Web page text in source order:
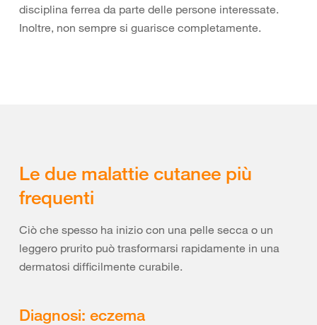
disciplina ferrea da parte delle persone interessate.
Inoltre, non sempre si guarisce completamente.
Le due malattie cutanee più
frequenti
Ciò che spesso ha inizio con una pelle secca o un
leggero prurito può trasformarsi rapidamente in una
dermatosi difficilmente curabile.
Diagnosi: eczema